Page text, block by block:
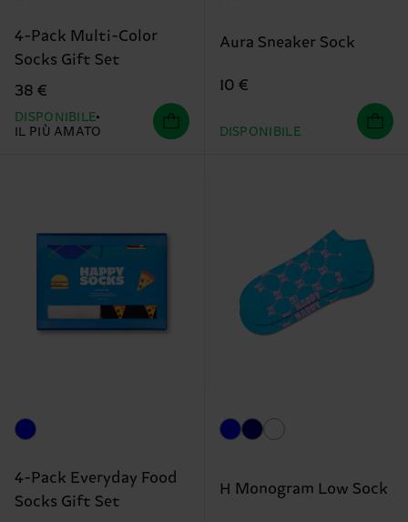
4-Pack Multi-Color
Socks Gift Set
38 €
DISPONIBILE
IL PIÙ AMATO
Aura Sneaker Sock
10 €
DISPONIBILE
4-Pack Everyday Food
Socks Gift Set
H Monogram Low Sock